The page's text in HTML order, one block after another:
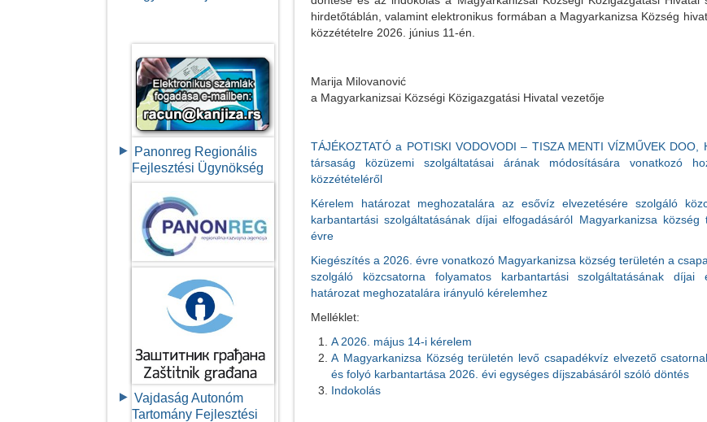
Panonreg Regionális
Fejlesztési Ügynökség
Vajdaság Autonóm
Tartomány Fejlesztési
hirdetőtáblán, valamint elektronikus formában a Magyarkanizsa Község
közzétételre 2026. június 11-én.
Marija Milovanović
a Magyarkanizsai Községi Közigazgatási Hivatal vezetője
TÁJÉKOZTATÓ a POTISKI VODOVODI – TISZA MENTI VÍZMŰVEK DOO,
társaság közüzemi szolgáltatásai árának módosítására vonatkozó
közzétételéről
Kérelem határozat meghozatalára az esővíz elvezetésére szolgáló
karbantartási szolgáltatásának díjai elfogadásáról Magyarkanizsa
évre
Kiegészítés a 2026. évre vonatkozó Magyarkanizsa község területén a
szolgáló közcsatorna folyamatos karbantartási szolgáltatásának díjai
határozat meghozatalára irányuló kérelemhez
Melléklet:
A 2026. május 14-i kérelem
А Мagyarkanizsa Кözség területén levő csapadékvíz elvezető
és folyó karbantartása 2026. évi egységes díjszabásáról szóló döntés
Indokolás